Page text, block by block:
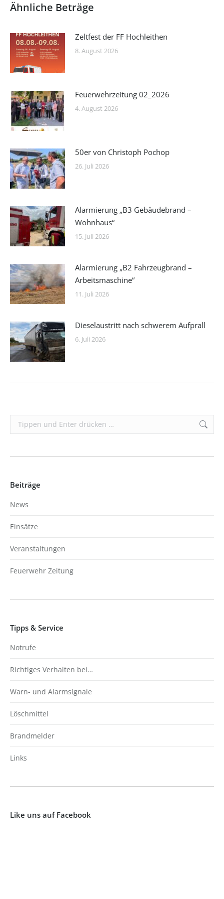
Ähnliche Beträge
Zeltfest der FF Hochleithen
8. August 2026
Feuerwehrzeitung 02_2026
4. August 2026
50er von Christoph Pochop
26. Juli 2026
Alarmierung „B3 Gebäudebrand –
Wohnhaus“
15. Juli 2026
Alarmierung „B2 Fahrzeugbrand –
Arbeitsmaschine“
11. Juli 2026
Dieselaustritt nach schwerem Aufprall
6. Juli 2026
Search:
Beiträge
News
Einsätze
Veranstaltungen
Feuerwehr Zeitung
Tipps & Service
Notrufe
Richtiges Verhalten bei…
Warn- und Alarmsignale
Löschmittel
Brandmelder
Links
Like uns auf Facebook